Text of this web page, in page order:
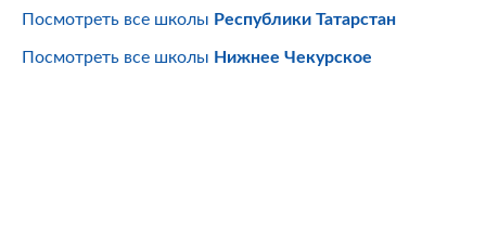
Посмотреть все школы Республики Татарстан
Посмотреть все школы Нижнее Чекурское